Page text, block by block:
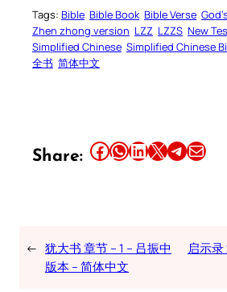
Tags: Bible Bible Book Bible Verse
Zhen zhong version LZZ LZZS New
Simplified Chinese Simplified Chinese
全书 简体中文
Share: Share this article on Facebook Share this article on WhatsApp Share this article on LinkedIn Share this article on X Share this article on TelegramEmail this Article
← 犹大书 章节 – 1 – 吕振中
版本 – 简体中文
启示录